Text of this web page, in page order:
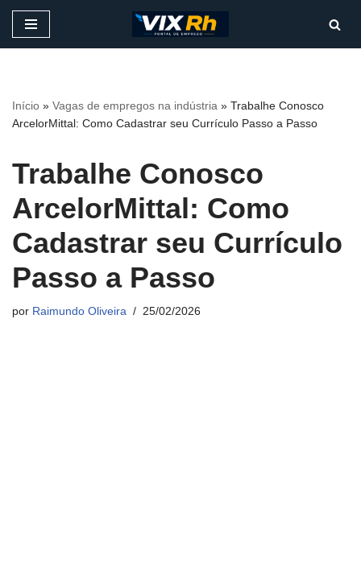
conteúdo
Início » Vagas de empregos na indústria » Trabalhe Conosco
ArcelorMittal: Como Cadastrar seu Currículo Passo a Passo
Trabalhe Conosco
ArcelorMittal: Como
Cadastrar seu Currículo
Passo a Passo
por Raimundo Oliveira 25/02/2026